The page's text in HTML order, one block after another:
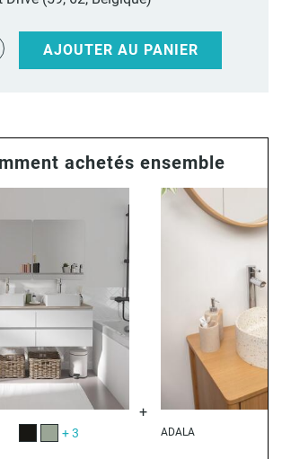
AJOUTER AU PANIER
achetés ensemble
Noir satiné
Vert satiné
+ 3 ADALA